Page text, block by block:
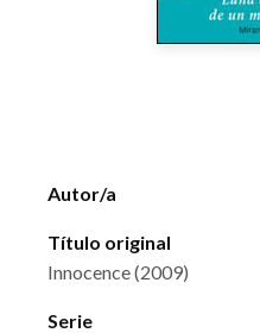
Autor/a
Título original
Innocence (2009)
Serie